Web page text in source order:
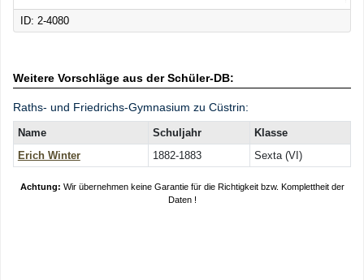
ID: 2-4080
Weitere Vorschläge aus der Schüler-DB:
Raths- und Friedrichs-Gymnasium zu Cüstrin:
Name Schuljahr
Klasse
Erich Winter
1882-1883 Sexta (VI)
Achtung: Wir übernehmen keine Garantie für die Richtigkeit bzw. Komplettheit der
Daten !